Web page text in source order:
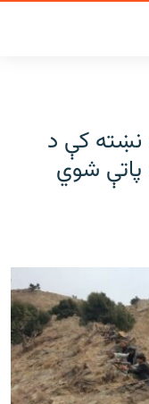
کې د